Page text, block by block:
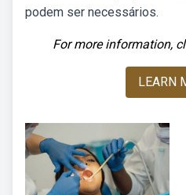
podem ser necessários.
For more information,
LEARN